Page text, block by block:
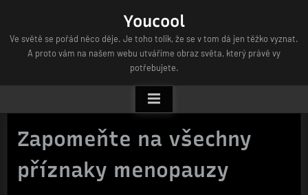
content
Youcool
Ve světě se pořád něco děje. Je toho tolik, že se v tom dá jen těžko vyznat.
A proto vám na našem webu utváříme obraz světa, který právě vy
potřebujete.
Zapomeňte na všechny
příznaky menopauzy